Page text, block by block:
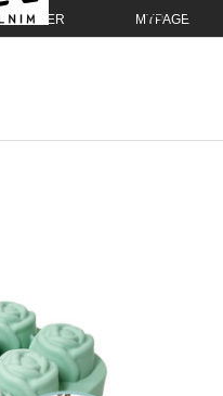
ORDER MYPAGE